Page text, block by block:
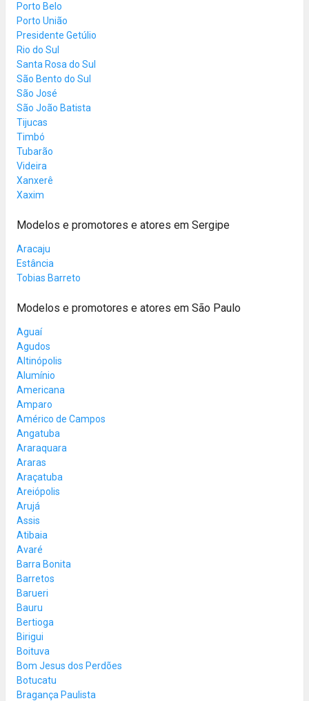
Porto Belo
Porto União
Presidente Getúlio
Rio do Sul
Santa Rosa do Sul
São Bento do Sul
São José
São João Batista
Tijucas
Timbó
Tubarão
Videira
Xanxerê
Xaxim
Modelos e promotores e atores em Sergipe
Aracaju
Estância
Tobias Barreto
Modelos e promotores e atores em São Paulo
Aguaí
Agudos
Altinópolis
Alumínio
Americana
Amparo
Américo de Campos
Angatuba
Araraquara
Araras
Araçatuba
Areiópolis
Arujá
Assis
Atibaia
Avaré
Barra Bonita
Barretos
Barueri
Bauru
Bertioga
Birigui
Boituva
Bom Jesus dos Perdões
Botucatu
Bragança Paulista